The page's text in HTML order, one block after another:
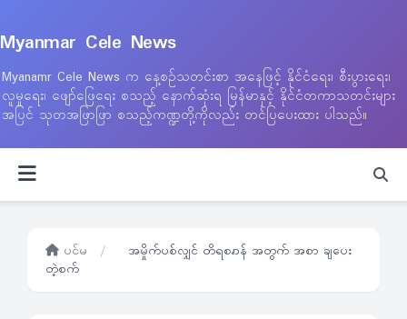
Myanmar Cele News
Myanamr Cele News က နေ့စဉ်သတင်းစာ အနေဖြင့် နိုင်ငံရေး၊ စီးပွားရေး၊
လူမှုရေး၊ ဖျော်ဖြေရေး စသည့် နောက်ဆုံးရ မြန်မာနှင့် နိုင်ငံတကာသတင်းများ
အပြင် သုတအဖြာဖြာ စသည့်ကဏ္ဍတို့ကိုလည်း တင်ပြပေးထား ပါသည်။
ပင်မ /
အမှိုက်ပစ်လျှင် တိရစၧာန် အတွက် အစာ ချပေး
တဲ့စက်